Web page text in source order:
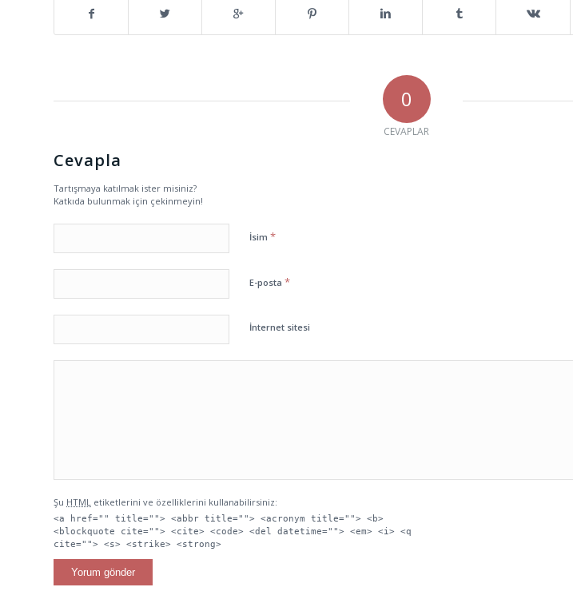
0
CEVAPLAR
Cevapla
Tartışmaya katılmak ister misiniz?
Katkıda bulunmak için çekinmeyin!
İsim *
E-posta *
İnternet sitesi
Şu HTML etiketlerini ve özelliklerini kullanabilirsiniz:
<a href="" title=""> <abbr title=""> <acronym title=""> <b>
<blockquote cite=""> <cite> <code> <del datetime=""> <em> <i> <q
cite=""> <s> <strike> <strong>